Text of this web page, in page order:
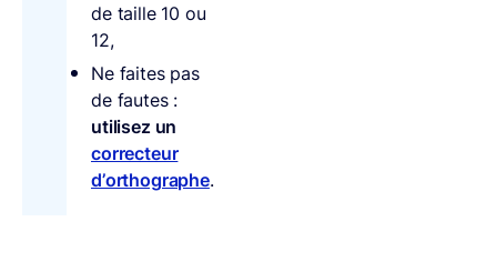
de taille 10 ou
12,
Ne faites pas
de fautes :
utilisez un
correcteur
d’orthographe.